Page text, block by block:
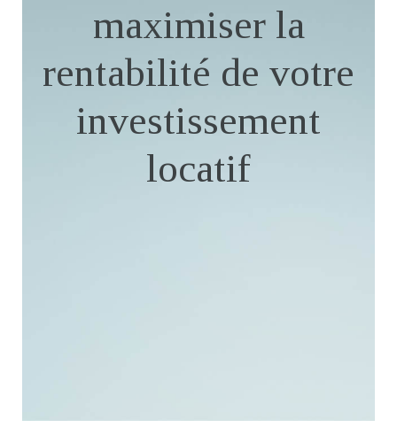
maximiser la
rentabilité de votre
investissement
locatif